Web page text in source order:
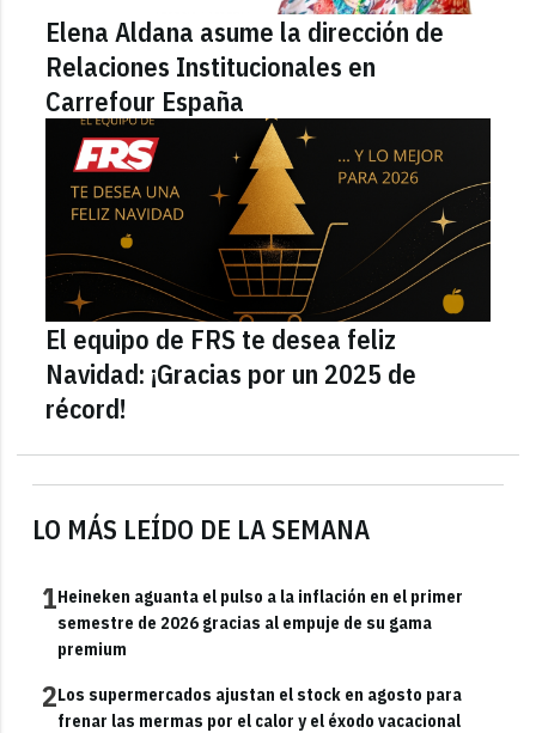
LO MÁS LEÍDO DE LA SEMANA
1Heineken aguanta el pulso a la inflación en el primer
semestre de 2026 gracias al empuje de su gama
premium
2Los supermercados ajustan el stock en agosto para
frenar las mermas por el calor y el éxodo vacacional
Elena Aldana asume la dirección de
Relaciones Institucionales en
Carrefour España
El equipo de FRS te desea feliz
Navidad: ¡Gracias por un 2025 de
récord!